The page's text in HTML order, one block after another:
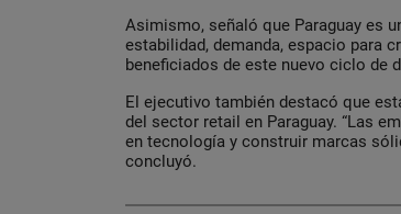
Asimismo, señaló que Paraguay es
estabilidad, demanda, espacio para
beneficiados de este nuevo ciclo de
El ejecutivo también destacó que
del sector retail en Paraguay. “Las
en tecnología y construir marcas
concluyó.